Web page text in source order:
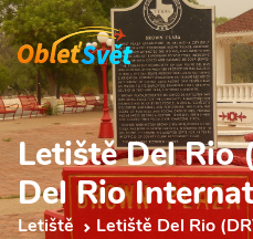
Letiště Del Rio
Del Rio
Letiště Letiště Del Rio